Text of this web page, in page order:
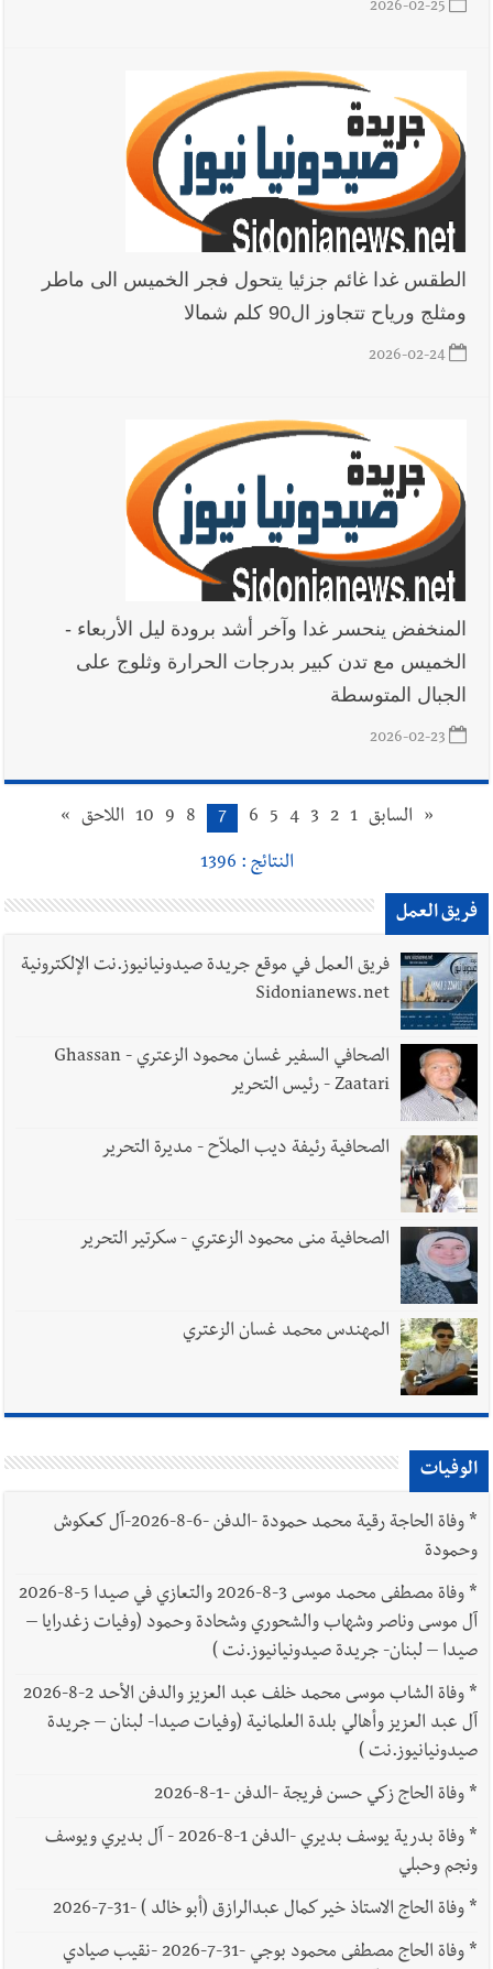
2026-02-25
الطقس غدا غائم جزئيا يتحول فجر الخميس الى ماطر
ومثلج ورياح تتجاوز ال90 كلم شمالا
2026-02-24
المنخفض ينحسر غدا وآخر أشد برودة ليل الأربعاء -
الخميس مع تدن كبير بدرجات الحرارة وثلوج على
الجبال المتوسطة
2026-02-23
« السابق 1
2
3
4
5
6
7
8
9
10 اللاحق »
النتائج : 1396
فريق العمل
فريق العمل في موقع جريدة صيدونيانيوز.نت الإلكترونية
Sidonianews.net
الصحافي السفير غسان محمود الزعتري - Ghassan
Zaatari - رئيس التحرير
الصحافية رئيفة ديب الملاّح - مديرة التحرير
الصحافية منى محمود الزعتري - سكرتير التحرير
المهندس محمد غسان الزعتري
الوفيات
*
وفاة الحاجة رقية محمد حمودة -الدفن -6-8-2026-آل كعكوش
وحمودة
*
وفاة مصطفى محمد موسى 3-8-2026 والتعازي في صيدا 5-8-2026
آل موسى وناصر وشهاب والشحوري وشحادة وحمود (وفيات زغدرايا –
صيدا – لبنان- جريدة صيدونيانيوز.نت )
*
وفاة الشاب موسى محمد خلف عبد العزيز والدفن الأحد 2-8-2026
آل عبد العزيز وأهالي بلدة العلمانية (وفيات صيدا- لبنان – جريدة
صيدونيانيوز.نت )
*وفاة الحاج زكي حسن فريجة -الدفن -1-8-2026
*
وفاة بدرية يوسف بديري -الدفن 1-8-2026 - آل بديري ويوسف
ونجم وحبلي
*وفاة الحاج الاستاذ خير كمال عبدالرازق (أبو خالد ) -31-7-2026
*
وفاة الحاج مصطفى محمود بوجي -31-7-2026 -نقيب صيادي